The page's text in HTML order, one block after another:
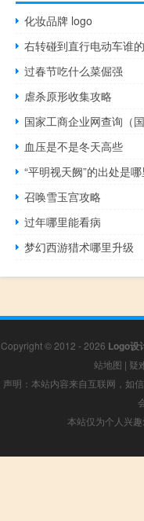
化妆品牌 logo
右转碰到直行电动车谁
过春节吃什么菜倔强
虐杀原形收集攻略
国家工商企业网查询（
血压是不是冬天高些
“平明视天阙”的出处是哪
召唤雪玉宫攻略
过年哪里能看病
梦幻西游猎术哪里升级
Copyright © 2012 - 2026 Logo设
站地图 | 疑
声明：本站内容来自互联网，如
本站仅为个人兴